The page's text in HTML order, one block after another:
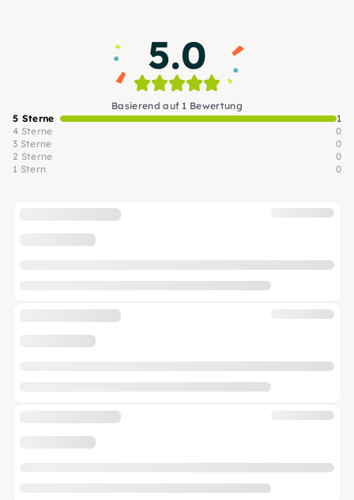
5.0
Basierend auf 1 Bewertung
5 Sterne
1
4 Sterne
0
3 Sterne
0
2 Sterne
0
1 Stern
0